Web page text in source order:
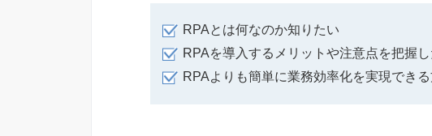
RPAとは何なのか知りたい
RPAを導入するメリットや注意点を把握
RPAよりも簡単に業務効率化を実現でき